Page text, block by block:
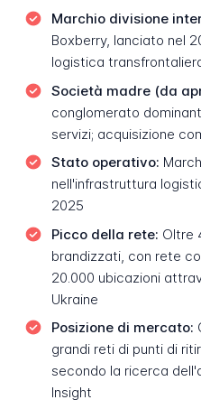
Marchio divisione
Boxberry, lanciato nel
logistica
Società madre (da
conglomerato
servizi; acquisizione
Stato operativo:
nell'infrastruttura
2025
Picco della rete: Oltre
brandizzati, con rete
20.000 ubicazioni
Ukraine
Posizione di mercato:
grandi reti di punti di
secondo la ricerca
Insight